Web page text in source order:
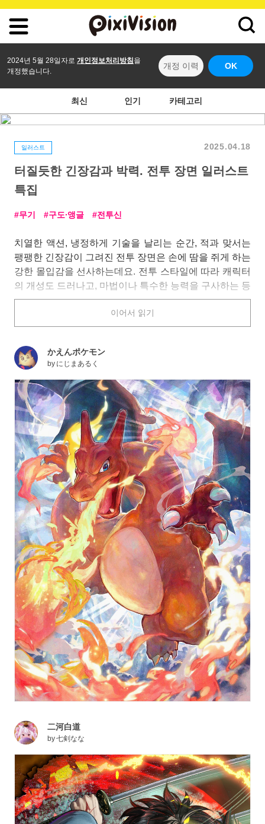
2024년 5월 28일자로 개인정보처리방침 을
개정했습니다.
개정 이력 OK
최신 인기 카테고리
일러스트 2025.04.18
터질듯한 긴장감과 박력. 전투 장면 일러스트
특집
무기 구도∙앵글 전투신
치열한 액션, 냉정하게 기술을 날리는 순간, 적과 맞서는
팽팽한 긴장감이 그려진 전투 장면은 손에 땀을 쥐게 하는
강한 몰입감을 선사하는데요. 전투 스타일에 따라 캐릭터
의 개성도 드러나고, 마법이나 특수한 능력을 구사하는 등
현실에서는 볼 수 없는 모습을 볼 수 있는 것도 큰 매력이
오늘은 전투 장면을 테마로 한 일러스트 특집을 준비했습
이어서 읽기
かえんポケモン
by にじまあるく
二河白道
by七剣なな